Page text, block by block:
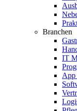
Branchen
IT
App